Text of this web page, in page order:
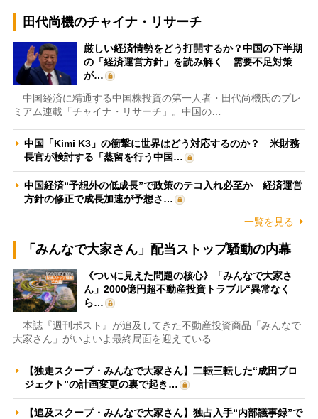
田代尚機のチャイナ・リサーチ
厳しい経済情勢をどう打開するか？中国の下半期
の「経済運営方針」を読み解く 需要不足対策
が…
中国経済に精通する中国株投資の第一人者・田代尚機氏のプレ
ミアム連載「チャイナ・リサーチ」。中国の…
中国「Kimi K3」の衝撃に世界はどう対応するのか？ 米財務
長官が検討する「蒸留を行う中国…
中国経済“予想外の低成長”で政策のテコ入れ必至か 経済運営
方針の修正で成長加速が予想さ…
一覧を見る
「みんなで大家さん」配当ストップ騒動の内幕
《ついに見えた問題の核心》「みんなで大家さ
ん」2000億円超不動産投資トラブル“異常なく
ら…
本誌『週刊ポスト』が追及してきた不動産投資商品「みんなで
大家さん」がいよいよ最終局面を迎えている…
【独走スクープ・みんなで大家さん】二転三転した“成田プロ
ジェクト”の計画変更の裏で起き…
【追及スクープ・みんなで大家さん】独占入手“内部議事録”で